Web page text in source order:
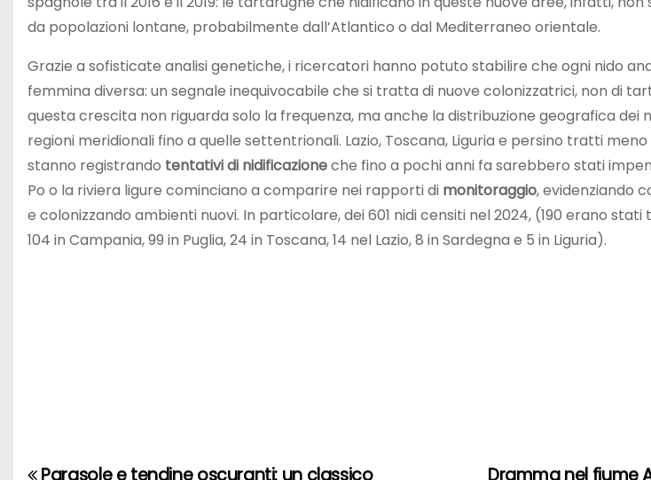
da popolazioni lontane, probabilmente dall’Atlantico o dal Mediterraneo orientale.
Grazie a sofisticate analisi genetiche, i ricercatori hanno potuto stabilire che ogni nido
femmina diversa: un segnale inequivocabile che si tratta di nuove colonizzatrici, non di
questa crescita non riguarda solo la frequenza, ma anche la distribuzione geografica dei
regioni meridionali fino a quelle settentrionali. Lazio, Toscana, Liguria e persino tratti
stanno registrando tentativi di nidificazioneche fino a pochi anni fa sarebbero stati
Po o la riviera ligure cominciano a comparire nei rapporti di monitoraggio, evidenziando
e colonizzando ambienti nuovi. In particolare, dei 601 nidi censiti nel 2024, (190 erano stati
104 in Campania, 99 in Puglia, 24 in Toscana, 14 nel Lazio, 8 in Sardegna e 5 in Liguria).